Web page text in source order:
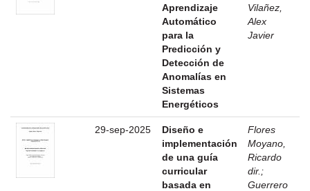
Aprendizaje
Automático
para la
Predicción y
Detección de
Anomalías en
Sistemas
Energéticos
Vilañez,
Alex
Javier
29-sep-2025
Diseño e
implementación
de una guía
curricular
basada en
Flores
Moyano,
Ricardo
dir. ;
Guerrero